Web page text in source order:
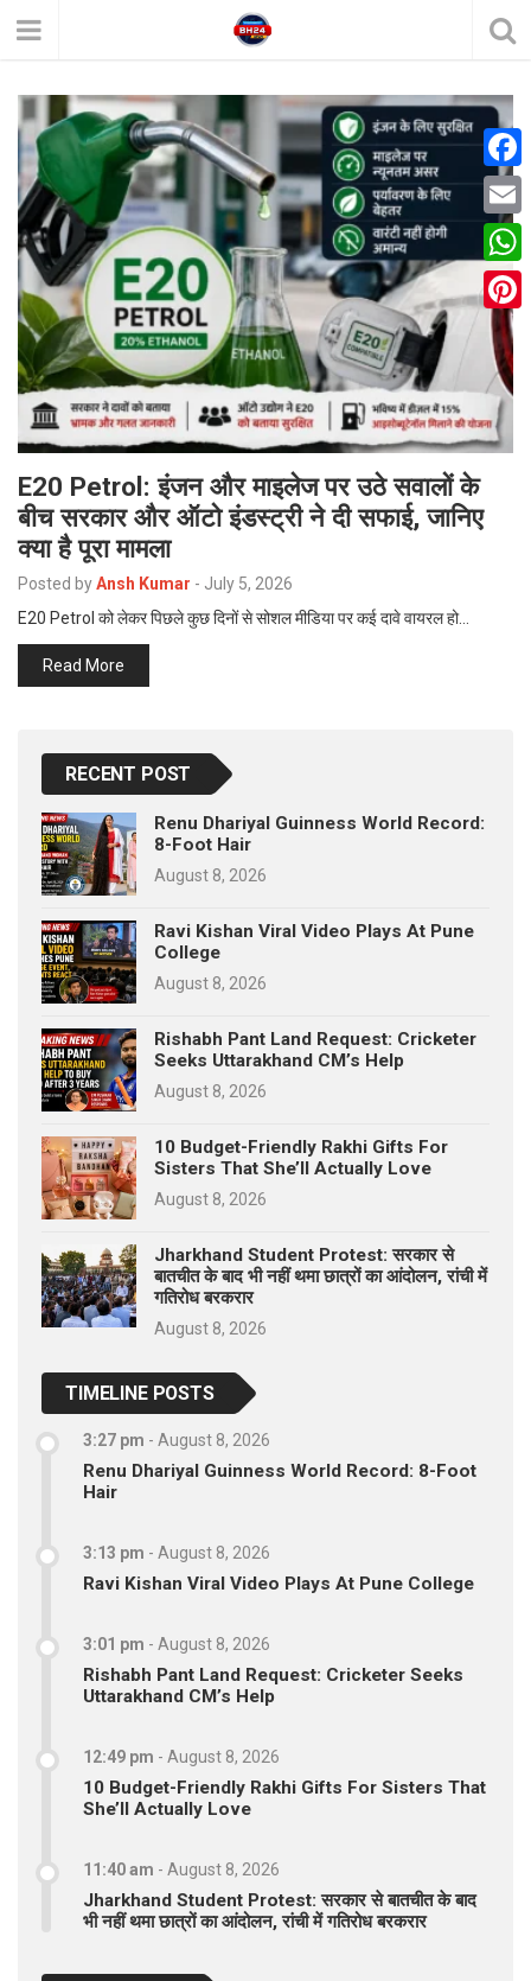
E20 Petrol: इंजन और माइलेज पर उठे सवालों के
बीच सरकार और ऑटो इंडस्ट्री ने दी सफाई, जानिए
क्या है पूरा मामला
Posted byAnsh Kumar - July 5, 2026
E20 Petrol को लेकर पिछले कुछ दिनों से सोशल मीडिया पर कई दावे वायरल हो…
Read More
RECENT POST
Renu Dhariyal Guinness World Record:
8-Foot Hair
August 8, 2026
Ravi Kishan Viral Video Plays At Pune
College
August 8, 2026
Rishabh Pant Land Request: Cricketer
Seeks Uttarakhand CM’s Help
August 8, 2026
10 Budget-Friendly Rakhi Gifts For
Sisters That She’ll Actually Love
August 8, 2026
Jharkhand Student Protest: सरकार से
बातचीत के बाद भी नहीं थमा छात्रों का आंदोलन, रांची में
गतिरोध बरकरार
August 8, 2026
TIMELINE POSTS
3:27 pm - August 8, 2026
Renu Dhariyal Guinness World Record: 8-Foot
Hair
3:13 pm - August 8, 2026
Ravi Kishan Viral Video Plays At Pune College
3:01 pm - August 8, 2026
Rishabh Pant Land Request: Cricketer Seeks
Uttarakhand CM’s Help
12:49 pm - August 8, 2026
10 Budget-Friendly Rakhi Gifts For Sisters That
She’ll Actually Love
11:40 am - August 8, 2026
Jharkhand Student Protest: सरकार से बातचीत के बाद
भी नहीं थमा छात्रों का आंदोलन, रांची में गतिरोध बरकरार
F
a
c
e
b
k
E
m
a
W
h
t
s
p
P
t
r